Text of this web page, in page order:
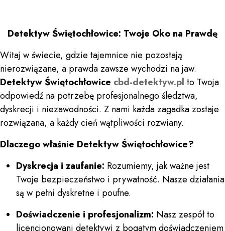
Detektyw Świętochłowice: Twoje Oko na Prawdę
Witaj w świecie, gdzie tajemnice nie pozostają
nierozwiązane, a prawda zawsze wychodzi na jaw.
Detektyw Świętochłowice cbd-detektyw.pl to Twoja
odpowiedź na potrzebę profesjonalnego śledztwa,
dyskrecji i niezawodności. Z nami każda zagadka zostaje
rozwiązana, a każdy cień wątpliwości rozwiany.
Dlaczego właśnie Detektyw Świętochłowice?
Dyskrecja i zaufanie: Rozumiemy, jak ważne jest
Twoje bezpieczeństwo i prywatność. Nasze działania
są w pełni dyskretne i poufne.
Doświadczenie i profesjonalizm: Nasz zespół to
licencjonowani detektywi z bogatym doświadczeniem